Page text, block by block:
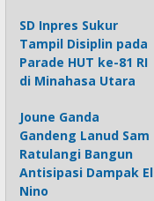
SD Inpres Sukur
Tampil Disiplin pada
Parade HUT ke-81 RI
di Minahasa Utara
Joune Ganda
Gandeng Lanud Sam
Ratulangi Bangun
Antisipasi Dampak El
Nino